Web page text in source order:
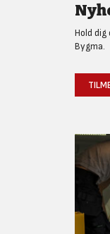
Hold
Bygma.